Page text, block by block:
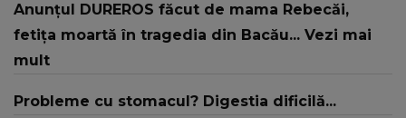
Anunțul DUREROS făcut de mama Rebecăi,
fetița moartă în tragedia din Bacău... Vezi mai
mult
Probleme cu stomacul? Digestia dificilă...